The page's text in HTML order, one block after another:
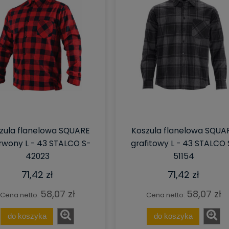
Siatkowy Gitterbox
100 cm H-91 cm oczko
uchwytem dolnym
962,98 zł
1 013,66 zł
Gitterbox nadstawka paletowa z
obramowaniem S-120 cm G-80
cm H-90 cm oczko 6x10 cm
otwierany obustronnie ocynk N
559,55 zł
Cena regularna:589,00 zł
flanelowa SQUARE
L - 43 STALCO S-
42023
71,42 zł
Cena netto: 58,07 zł
do koszyka
Koszula flanelowa
grafitowy L - 43 STALCO
51154
71,42 zł
Cena netto: 58,07 zł
do koszyka